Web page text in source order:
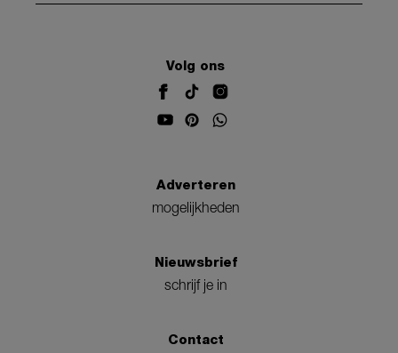
Volg ons
Adverteren
mogelijkheden
Nieuwsbrief
schrijf je in
Contact